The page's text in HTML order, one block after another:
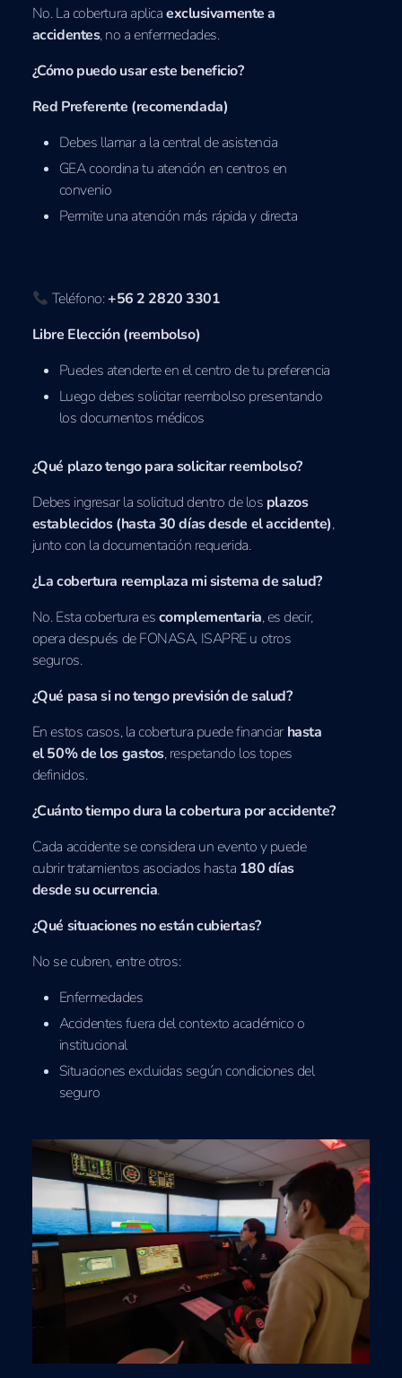
No. La cobertura aplicaexclusivamente a
accidentes, no a enfermedades.
¿Cómo puedo usar este beneficio?
Red Preferente (recomendada)
Debes llamar a la central de asistencia
GEA coordina tu atención en centros en
convenio
Permite una atención más rápida y directa
Teléfono:+56 2 2820 3301
Libre Elección (reembolso)
Puedes atenderte en el centro de tu preferencia
Luego debes solicitar reembolso presentando
los documentos médicos
¿Qué plazo tengo para solicitar reembolso?
Debes ingresar la solicitud dentro de los plazos
establecidos (hasta 30 días desde el accidente),
junto con la documentación requerida.
¿La cobertura reemplaza mi sistema de salud?
No. Esta cobertura escomplementaria, es decir,
opera después de FONASA, ISAPRE u otros
seguros.
¿Qué pasa si no tengo previsión de salud?
En estos casos, la cobertura puede financiar hasta
el 50% de los gastos, respetando los topes
definidos.
¿Cuánto tiempo dura la cobertura por accidente?
Cada accidente se considera un evento y puede
cubrir tratamientos asociados hasta 180 días
desde su ocurrencia.
¿Qué situaciones no están cubiertas?
No se cubren, entre otros:
Enfermedades
Accidentes fuera del contexto académico o
institucional
Situaciones excluidas según condiciones del
seguro